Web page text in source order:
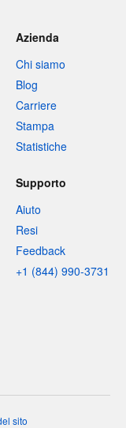
Azienda
Chi siamo
Blog
Carriere
Stampa
Statistiche
Supporto
Aiuto
Resi
Feedback
+1 (844) 990-3731
sito